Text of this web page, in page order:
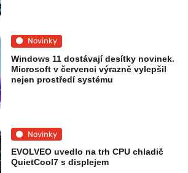
Novinky
Windows 11 dostávají desítky novinek.
Microsoft v červenci výrazně vylepšil
nejen prostředí systému
Novinky
EVOLVEO uvedlo na trh CPU chladič
QuietCool7 s displejem